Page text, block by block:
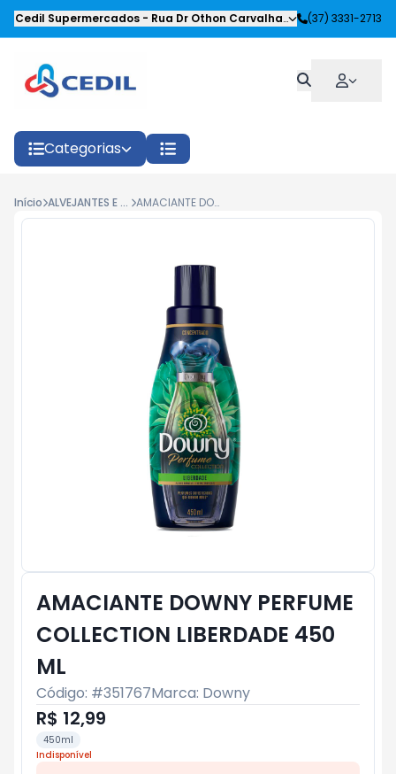
Cedil Supermercados- Rua Dr Othon Carvalhaes Siqueira,Oliveira
(37) 3331-2713
Categorias
Início ALVEJANTES E AMACIANTES AMACIANTE DOWNY PERFUME COLLECTION LIBERDADE 450 ML
AMACIANTE DOWNY PERFUME
COLLECTION LIBERDADE 450
ML
Código: #351767Marca: Downy
R$ 12,99
450ml
Indisponível